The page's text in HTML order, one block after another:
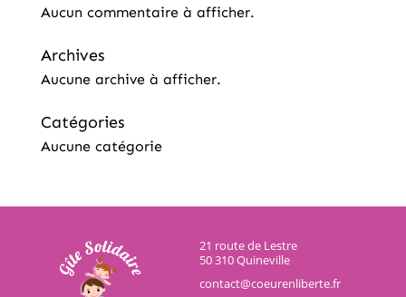
Aucun commentaire à afficher.
Archives
Aucune archive à afficher.
Catégories
Aucune catégorie
21 route de Lestre
50 310 Quineville
contact@coeurenliberte.fr